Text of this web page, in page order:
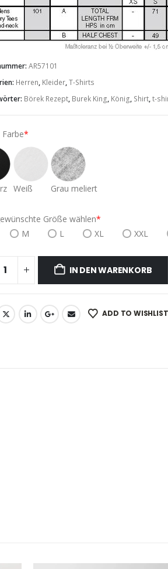
AR57101
Herren, Kleider,T-Shirts
Börek Rezept, Burek King, König, Shirt,t-
*
Weiß Grau meliert
Größe wählen*
M L XL XXL
IN DEN WARENKORB
ADD TO WISHLIST